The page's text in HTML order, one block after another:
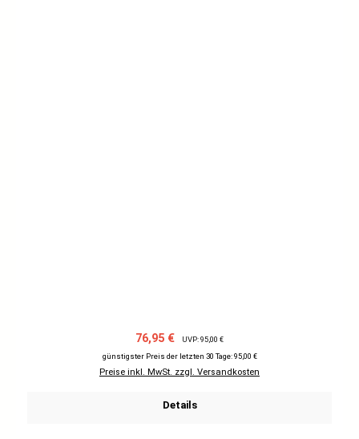
Verkaufspreis:
76,95 € Regulärer Preis:
UVP: 95,00 €
günstigster Preis der letzten 30 Tage: 95,00 €
Preise inkl. MwSt. zzgl. Versandkosten
Details